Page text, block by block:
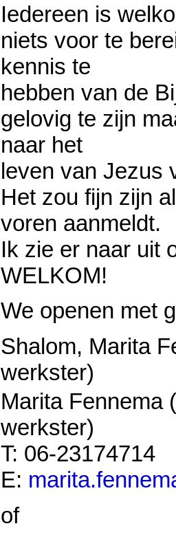
Iedereen is
niets voor te
kennis te
hebben van de
gelovig te zijn
naar het
leven van Jezus
Het zou fijn zijn
voren aanmeldt.
Ik zie er naar uit
WELKOM!
We openen met
Shalom, Marita
werkster)
Marita Fennema
werkster)
T: 06-23174714
E:
of